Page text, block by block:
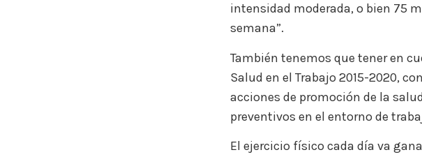
intensidad moderada, o bien 75
semana”.
También tenemos que tener en
Salud en el Trabajo 2015-2020,
acciones de promoción de la
preventivos en el entorno de
El ejercicio físico cada día va